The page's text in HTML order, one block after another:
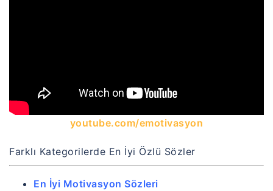
youtube.com/emotivasyon
Farklı Kategorilerde En İyi Özlü Sözler
En İyi Motivasyon Sözleri